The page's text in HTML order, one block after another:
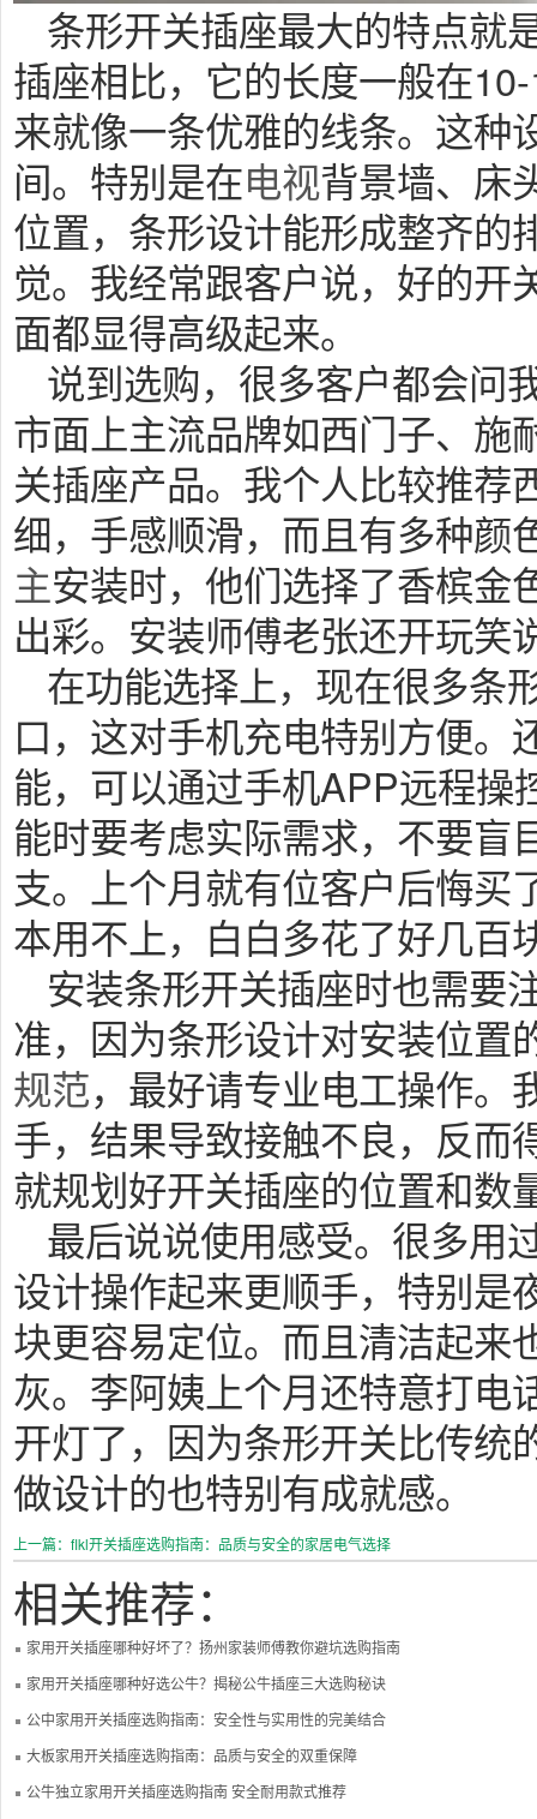
条形开关插座最大的特点就
插座相比，它的长度一般在
来就像一条优雅的线条。这种
间。特别是在电视背景墙、床
位置，条形设计能形成整齐的
觉。我经常跟客户说，好的开
面都显得高级起来。
说到选购，很多客户都会问
市面上主流品牌如西门子、施
关插座产品。我个人比较推荐
细，手感顺滑，而且有多种颜
主安装时，他们选择了香槟金
出彩。安装师傅老张还开玩笑
在功能选择上，现在很多条
口，这对手机充电特别方便。
能，可以通过手机APP远程操
能时要考虑实际需求，不要盲
支。上个月就有位客户后悔买
本用不上，白白多花了好几百
安装条形开关插座时也需要
准，因为条形设计对安装位置
规范，最好请专业电工操作。
手，结果导致接触不良，反而
就规划好开关插座的位置和数
最后说说使用感受。很多用
设计操作起来更顺手，特别是
块更容易定位。而且清洁起来
灰。李阿姨上个月还特意打电
开灯了，因为条形开关比传统
做设计的也特别有成就感。
上一篇：flkl开关插座选购指南：品质与安全的家居电气选择
相关推荐：
家用开关插座哪种好坏了？扬州家装师傅教你避坑选购指南
家用开关插座哪种好选公牛？揭秘公牛插座三大选购秘诀
公中家用开关插座选购指南：安全性与实用性的完美结合
大板家用开关插座选购指南：品质与安全的双重保障
公牛独立家用开关插座选购指南 安全耐用款式推荐